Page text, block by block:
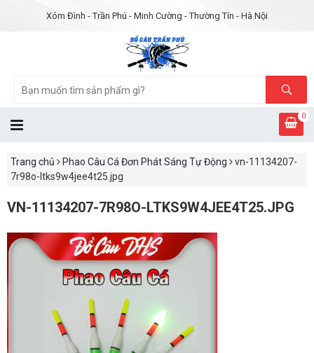
Xóm Đình - Trần Phú - Minh Cường - Thường Tín - Hà Nội
0
Trang chủ Phao Câu Cá Đơn Phát Sáng Tự Động
vn-11134207-
7r98o-ltks9w4jee4t25.jpg
VN-11134207-7R98O-LTKS9W4JEE4T25.JPG